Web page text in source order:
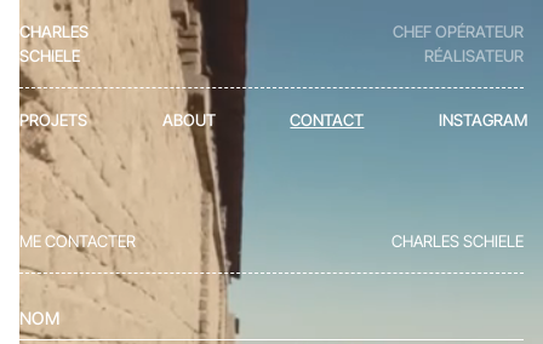
CHARLES
SCHIELE
CHEF OPÉRATEUR
RÉALISATEUR
PROJETS ABOUT CONTACT INSTAGRAM
ME CONTACTER CHARLES SCHIELE